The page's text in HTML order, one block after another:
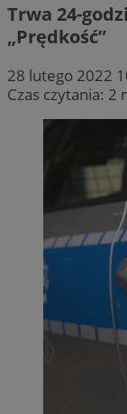
Trwa 24-
„Prędkość”
28 lutego 2022
Czas czytania: 2